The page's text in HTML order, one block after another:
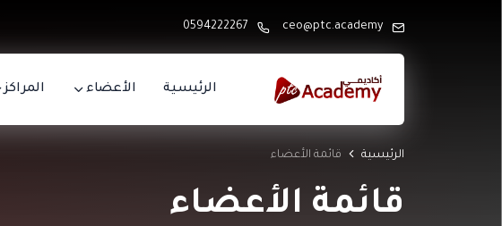
ceo@ptc.academy
0594222267
الرئيسية الأعضاء المراكز
الرئيسية قائمة الأعضاء
قائمة الأعضاء